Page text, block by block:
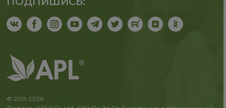
© 2011-2026